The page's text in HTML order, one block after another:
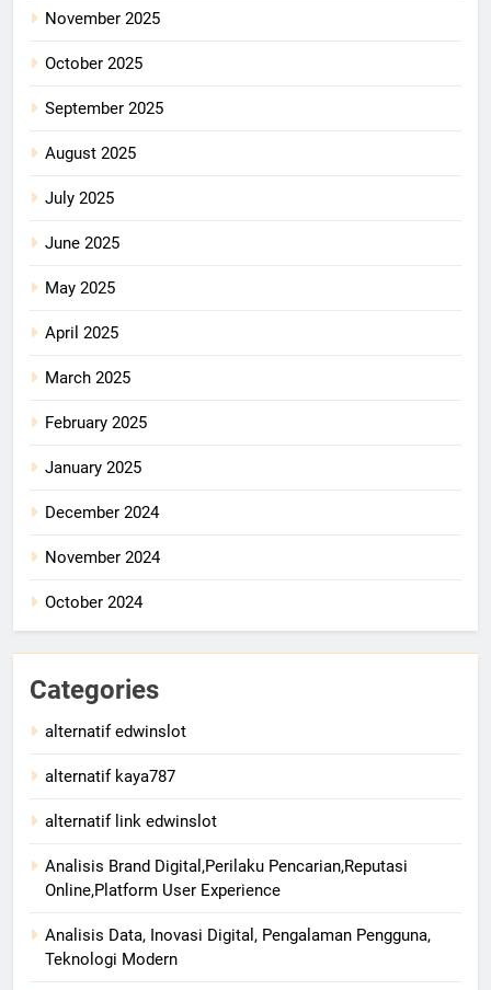
November 2025
October 2025
September 2025
August 2025
July 2025
June 2025
May 2025
April 2025
March 2025
February 2025
January 2025
December 2024
November 2024
October 2024
Categories
alternatif edwinslot
alternatif kaya787
alternatif link edwinslot
Analisis Brand Digital,Perilaku Pencarian,Reputasi
Online,Platform User Experience
Analisis Data, Inovasi Digital, Pengalaman Pengguna,
Teknologi Modern